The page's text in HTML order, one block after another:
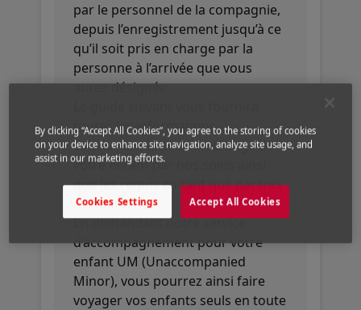
par le personnel de la compagnie,
depuis l’enregistrement jusqu’à ce
qu’il soit pris en charge par la
personne à l’arrivée que vous
aurez désignée.
toutes les informations
concernant la prise en charge de
votre enfant par nos soins ainsi
que les requis en tant que parents
/ tuteurs.
En demandant notre service
d’accompagnement pour votre
enfant UM (Unaccompanied
Minor), vous pourrez ainsi faire
voyager vos enfants seuls en toute
By clicking “Accept All Cookies”, you agree to the storing of cookies
on your device to enhance site navigation, analyze site usage, and
assist in our marketing efforts.
Accept All Cookies
Cookies Settings